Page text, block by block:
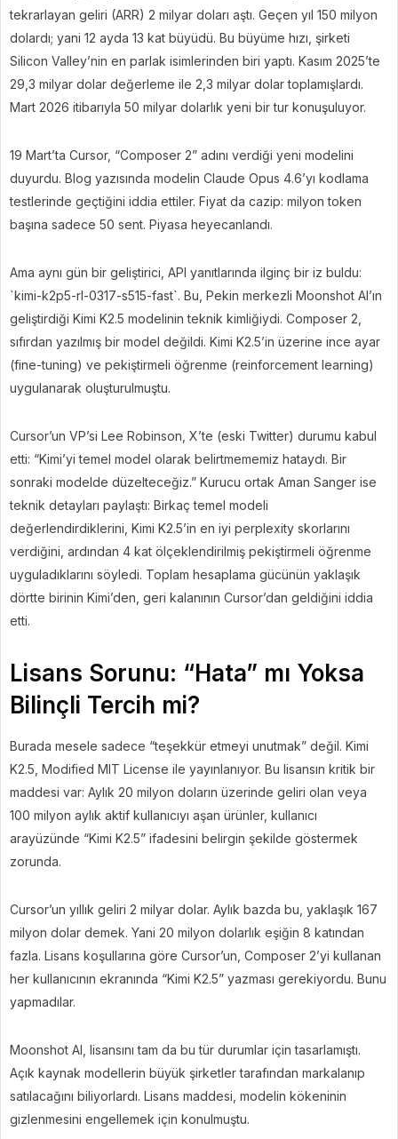
tekrarlayan geliri (ARR) 2 milyar doları aştı. Geçen yıl 150 milyon
dolardı; yani 12 ayda 13 kat büyüdü. Bu büyüme hızı, şirketi
Silicon Valley’nin en parlak isimlerinden biri yaptı. Kasım 2025’te
29,3 milyar dolar değerleme ile 2,3 milyar dolar toplamışlardı.
Mart 2026 itibarıyla 50 milyar dolarlık yeni bir tur konuşuluyor.
19 Mart’ta Cursor, “Composer 2” adını verdiği yeni modelini
duyurdu. Blog yazısında modelin Claude Opus 4.6’yı kodlama
testlerinde geçtiğini iddia ettiler. Fiyat da cazip: milyon token
başına sadece 50 sent. Piyasa heyecanlandı.
Ama aynı gün bir geliştirici, API yanıtlarında ilginç bir iz buldu:
`kimi-k2p5-rl-0317-s515-fast`. Bu, Pekin merkezli Moonshot AI’ın
geliştirdiği Kimi K2.5 modelinin teknik kimliğiydi. Composer 2,
sıfırdan yazılmış bir model değildi. Kimi K2.5’in üzerine ince ayar
(fine-tuning) ve pekiştirmeli öğrenme (reinforcement learning)
uygulanarak oluşturulmuştu.
Cursor’un VP’si Lee Robinson, X’te (eski Twitter) durumu kabul
etti: “Kimi’yi temel model olarak belirtmememiz hataydı. Bir
sonraki modelde düzelteceğiz.” Kurucu ortak Aman Sanger ise
teknik detayları paylaştı: Birkaç temel modeli
değerlendirdiklerini, Kimi K2.5’in en iyi perplexity skorlarını
verdiğini, ardından 4 kat ölçeklendirilmiş pekiştirmeli öğrenme
uyguladıklarını söyledi. Toplam hesaplama gücünün yaklaşık
dörtte birinin Kimi’den, geri kalanının Cursor’dan geldiğini iddia
etti.
Lisans Sorunu: “Hata” mı Yoksa
Bilinçli Tercih mi?
Burada mesele sadece “teşekkür etmeyi unutmak” değil. Kimi
K2.5, Modified MIT License ile yayınlanıyor. Bu lisansın kritik bir
maddesi var: Aylık 20 milyon doların üzerinde geliri olan veya
100 milyon aylık aktif kullanıcıyı aşan ürünler, kullanıcı
arayüzünde “Kimi K2.5” ifadesini belirgin şekilde göstermek
zorunda.
Cursor’un yıllık geliri 2 milyar dolar. Aylık bazda bu, yaklaşık 167
milyon dolar demek. Yani 20 milyon dolarlık eşiğin 8 katından
fazla. Lisans koşullarına göre Cursor’un, Composer 2’yi kullanan
her kullanıcının ekranında “Kimi K2.5” yazması gerekiyordu. Bunu
yapmadılar.
Moonshot AI, lisansını tam da bu tür durumlar için tasarlamıştı.
Açık kaynak modellerin büyük şirketler tarafından markalanıp
satılacağını biliyorlardı. Lisans maddesi, modelin kökeninin
gizlenmesini engellemek için konulmuştu.